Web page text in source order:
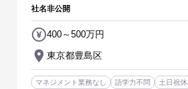
社名非公開
東京都豊島区
400～500万円
マネジメント業務なし 語学力不問 土日祝